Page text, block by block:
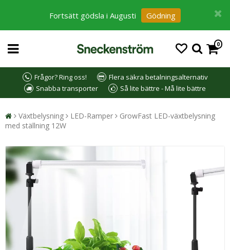
Fortsätt gödsla i Augusti Gödning
0
Frågor? Ring oss!
Flera säkra betalningsalternativ
Snabba transporter
Så lite bättre - Må lite bättre
Växtbelysning LED-Ramper
GrowFast LED-växtbelysning
med ställning 12W